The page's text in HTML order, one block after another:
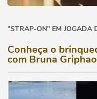
"STRAP-ON" EM JOGADA
Conheça o
com Bruna